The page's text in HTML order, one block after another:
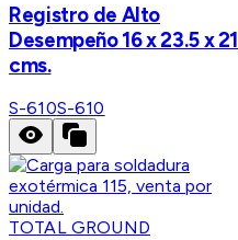
Registro de Alto
Desempeño 16 x 23.5 x 21
cms.
S-610S-610
TOTAL GROUND